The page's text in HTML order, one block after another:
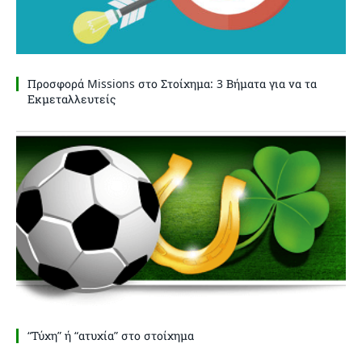
Προσφορά Missions στο Στοίχημα: 3 Βήματα για να τα
Εκμεταλλευτείς
“Τύχη” ή “ατυχία” στο στοίχημα